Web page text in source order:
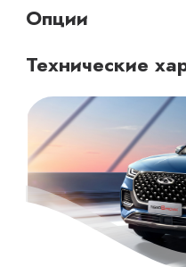
Опции
Технические